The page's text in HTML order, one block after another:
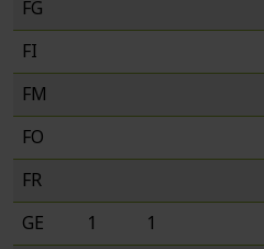
FG
FI
FM
FO
FR
GE
1 1